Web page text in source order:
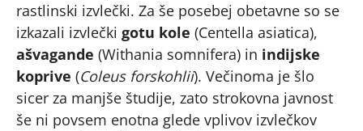
rastlinski izvlečki. Za še posebej obetavne so se
izkazali izvlečki gotu kole (Centella asiatica),
ašvagande (Withania somnifera) in indijske
koprive (Coleus forskohlii). Večinoma je šlo
sicer za manjše študije, zato strokovna javnost
še ni povsem enotna glede vplivov izvlečkov